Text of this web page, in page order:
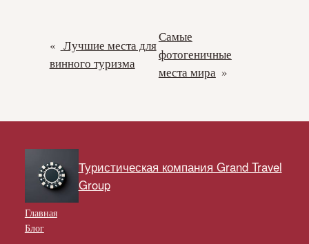
« Лучшие места для
винного туризма
Самые
фотогеничные
места мира »
Туристическая компания Grand Travel
Group
Главная
Блог